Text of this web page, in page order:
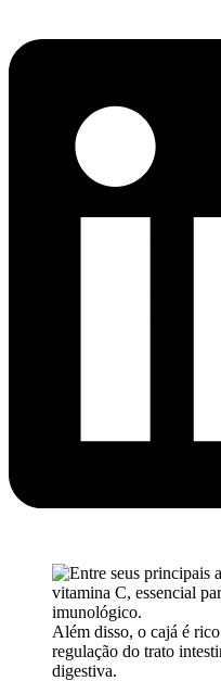
Além disso, o cajá é
regulação do trato
digestiva.